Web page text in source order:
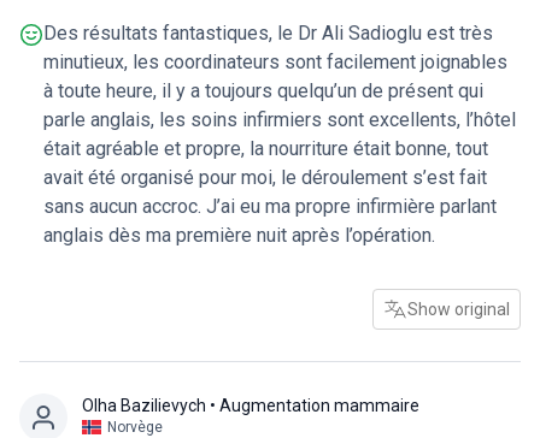
reste toujours facilement joignable, ce qui est rassurant. Il
n'y a eu aucun coût imprévu ; le seul supplément concernait
des massages lymphatiques facultatifs, ce qui m'avait été
expliqué dès le début. Je vous conseille de vous
renseigner minutieusement sur la période de
convalescence. Veillez à emporter des vêtements plus
amples que ce dont vous pensez avoir besoin et préparez-
vous à la présence de drains.
Des résultats fantastiques, le Dr Ali Sadioglu est très
minutieux, les coordinateurs sont facilement joignables
à toute heure, il y a toujours quelqu’un de présent qui
parle anglais, les soins infirmiers sont excellents, l’hôtel
était agréable et propre, la nourriture était bonne, tout
avait été organisé pour moi, le déroulement s’est fait
sans aucun accroc. J’ai eu ma propre infirmière parlant
anglais dès ma première nuit après l’opération.
Show original
Olha Bazilievych • Augmentation mammaire
Norvège